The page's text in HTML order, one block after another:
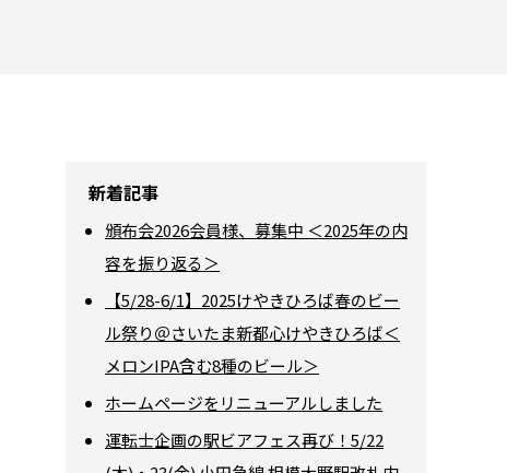
新着記事
頒布会2026会員様、募集中 ＜2025年の内
容を振り返る＞
【5/28-6/1】2025けやきひろば春のビー
ル祭り＠さいたま新都心けやきひろば＜
メロンIPA含む8種のビール＞
ホームページをリニューアルしました
運転士企画の駅ビアフェス再び！5/22